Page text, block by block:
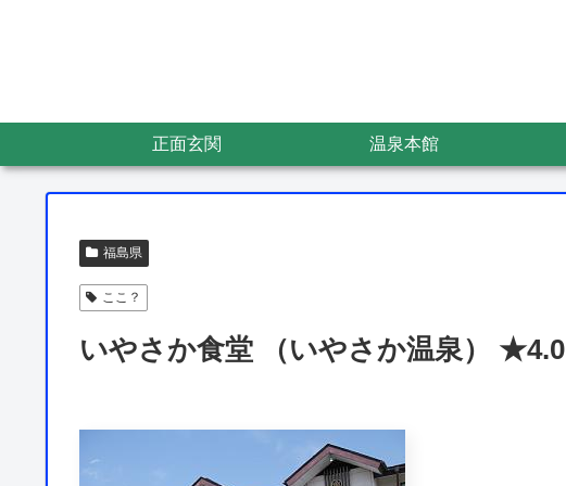
正面玄関 温泉本館
福島県
ここ？
いやさか食堂 （いやさか温泉） ★4.0